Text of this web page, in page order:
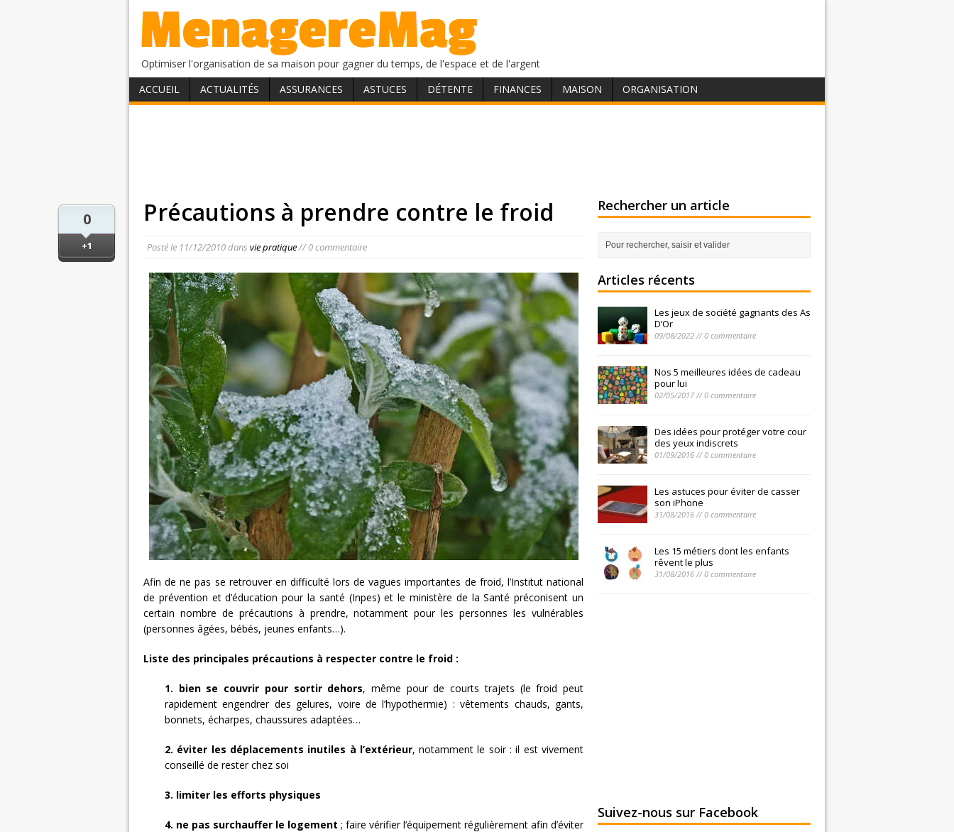
Optimiser l'organisation de sa maison pour gagner du temps, de l'espace et de l'argent
ACCUEIL
ACTUALITÉS ASSURANCES ASTUCES DÉTENTE FINANCES MAISON ORGANISATION
0
+1
Précautions à prendre contre le froid
Posté le 11/12/2010dans vie pratique// 0 commentaire
Afin de ne pas se retrouver en difficulté lors de vagues importantes de froid, l’Institut national
de prévention et d’éducation pour la santé (Inpes) et le ministère de la Santé préconisent un
certain nombre de précautions à prendre, notamment pour les personnes les vulnérables
(personnes âgées, bébés, jeunes enfants…).
Liste des principales précautions à respecter contre le froid :
1. bien se couvrir pour sortir dehors, même pour de courts trajets (le froid peut
rapidement engendrer des gelures, voire de l’hypothermie) : vêtements chauds, gants,
bonnets, écharpes, chaussures adaptées…
2. éviter les déplacements inutiles à l’extérieur, notamment le soir : il est vivement
conseillé de rester chez soi
3. limiter les efforts physiques
4. ne pas surchauffer le logement ; faire vérifier l’équipement régulièrement afin d’éviter
Rechercher un article
Articles récents
Les jeux de société gagnants des As
D’Or
09/08/2022 // 0 commentaire
Nos 5 meilleures idées de cadeau
pour lui
02/05/2017 // 0 commentaire
Des idées pour protéger votre cour
des yeux indiscrets
01/09/2016 // 0 commentaire
Les astuces pour éviter de casser
son iPhone
31/08/2016 // 0 commentaire
Les 15 métiers dont les enfants
rêvent le plus
31/08/2016 // 0 commentaire
Suivez-nous sur Facebook